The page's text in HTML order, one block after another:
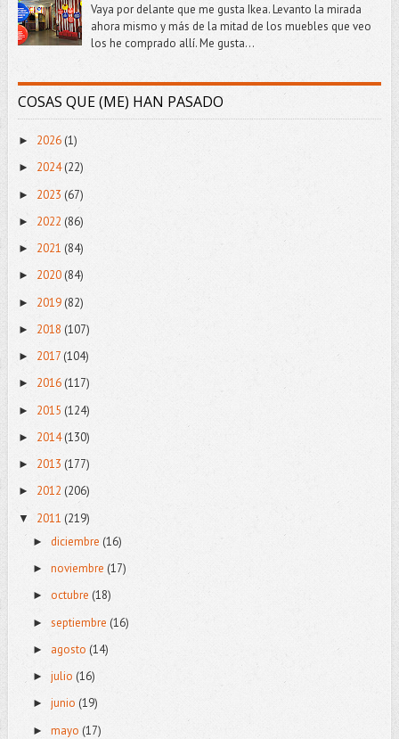
Vaya por delante que me gusta Ikea. Levanto la mirada
ahora mismo y más de la mitad de los muebles que veo
los he comprado allí. Me gusta...
COSAS QUE (ME) HAN PASADO
► 2026 (1)
► 2024(22)
► 2023 (67)
► 2022 (86)
► 2021 (84)
► 2020(84)
► 2019 (82)
► 2018 (107)
► 2017(104)
► 2016(117)
► 2015 (124)
► 2014(130)
► 2013 (177)
► 2012 (206)
▼ 2011 (219)
► diciembre (16)
► noviembre (17)
► octubre (18)
► septiembre (16)
► agosto (14)
► julio (16)
► junio (19)
► mayo (17)